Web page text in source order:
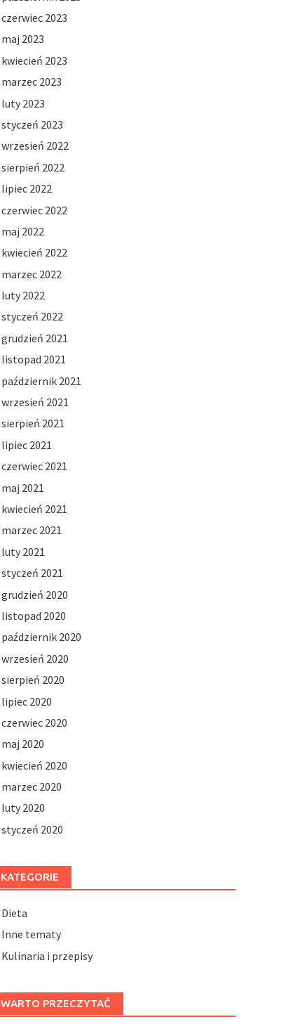
czerwiec 2023
maj 2023
kwiecień 2023
marzec 2023
luty 2023
styczeń 2023
wrzesień 2022
sierpień 2022
lipiec 2022
czerwiec 2022
maj 2022
kwiecień 2022
marzec 2022
luty 2022
styczeń 2022
grudzień 2021
listopad 2021
październik 2021
wrzesień 2021
sierpień 2021
lipiec 2021
czerwiec 2021
maj 2021
kwiecień 2021
marzec 2021
luty 2021
styczeń 2021
grudzień 2020
listopad 2020
październik 2020
wrzesień 2020
sierpień 2020
lipiec 2020
czerwiec 2020
maj 2020
kwiecień 2020
marzec 2020
luty 2020
styczeń 2020
KATEGORIE
Dieta
Inne tematy
Kulinaria i przepisy
WARTO PRZECZYTAĆ